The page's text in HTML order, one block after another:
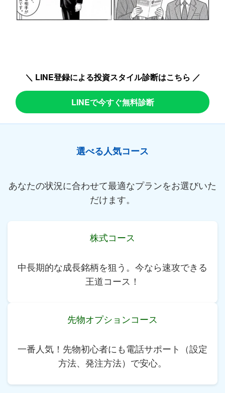
＼ LINE登録による投資スタイル診断はこちら ／
LINEで今すぐ無料診断
選べる人気コース
あなたの状況に合わせて最適なプランをお選びいた
だけます。
株式コース
中長期的な成長銘柄を狙う。今なら速攻できる
王道コース！
先物オプションコース
一番人気！先物初心者にも電話サポート（設定
方法、発注方法）で安心。